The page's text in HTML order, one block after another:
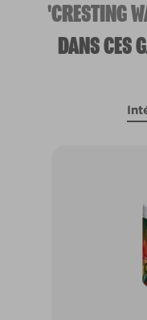
'CRESTING
DANS CES